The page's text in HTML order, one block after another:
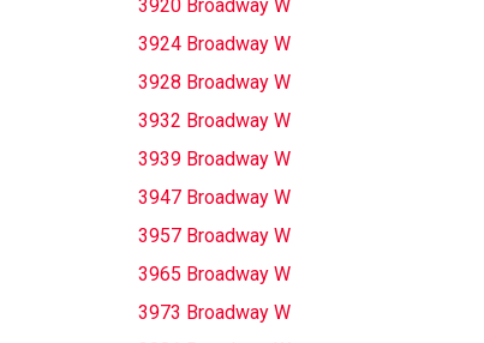
3920 Broadway W
3924 Broadway W
3928 Broadway W
3932 Broadway W
3939 Broadway W
3947 Broadway W
3957 Broadway W
3965 Broadway W
3973 Broadway W